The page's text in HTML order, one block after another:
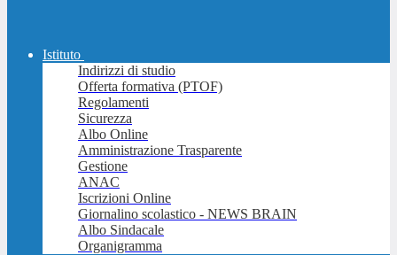
Istituto
Indirizzi di studio
Offerta formativa (PTOF)
Regolamenti
Sicurezza
Albo Online
Amministrazione Trasparente
Gestione
ANAC
Iscrizioni Online
Giornalino scolastico - NEWS BRAIN
Albo Sindacale
Organigramma